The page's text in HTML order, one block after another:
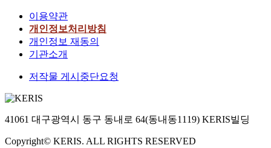
이용약관
개인정보처리방침
개인정보 재동의
기관소개
저작물 게시중단요청
41061 대구광역시 동구 동내로 64(동내동1119) KERIS빌딩
Copyright© KERIS. ALL RIGHTS RESERVED